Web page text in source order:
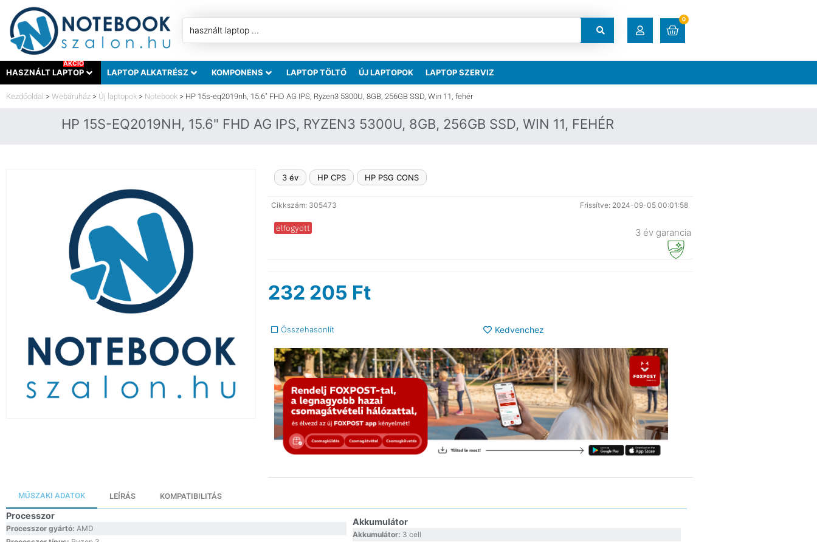
ELFELEJTETT JELSZÓ
0
HASZNÁLT LAPTOP
AKCIÓ
LAPTOP ALKATRÉSZ KOMPONENS LAPTOP TÖLTŐ ÚJ LAPTOPOK LAPTOP SZERVIZ
Kezdőoldal > Webáruház > Új laptopok > Notebook > HP 15s-eq2019nh, 15.6″ FHD AG IPS, Ryzen3 5300U, 8GB, 256GB SSD, Win 11, fehér
HP 15S-EQ2019NH, 15.6" FHD AG IPS, RYZEN3 5300U, 8GB, 256GB SSD, WIN 11, FEHÉR
3 év HP CPS HP PSG CONS
Cikkszám: 305473 Frissítve: 2024-09-05 00:01:58
elfogyott 3 év garancia
232 205 Ft
Összehasonlít Kedvenchez
MŰSZAKI ADATOK LEÍRÁS KOMPATIBILITÁS
Processzor
Processzor gyártó: AMD
Akkumulátor
Akkumulátor: 3 cell